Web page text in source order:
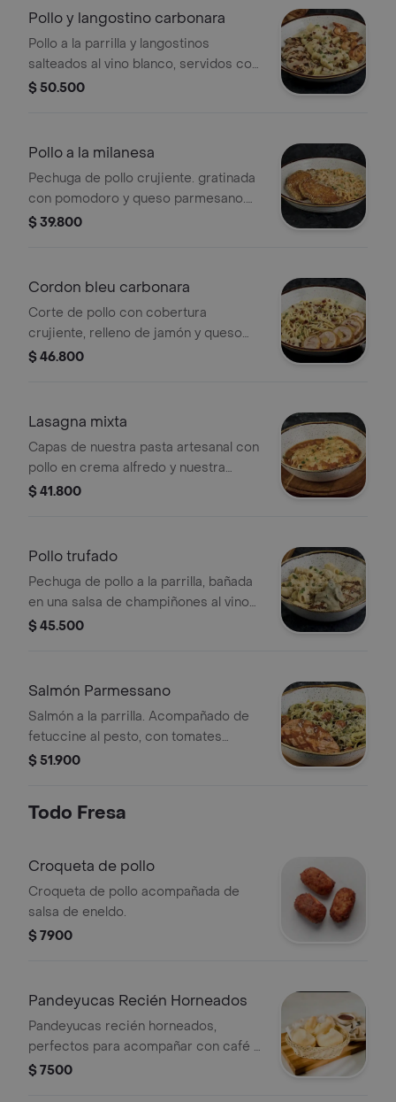
Pollo y langostino carbonara
Pollo a la parrilla y langostinos
salteados al vino blanco, servidos con
rigatoni en salsa carbonara con
$ 50.500
Pollo a la milanesa
Pechuga de pollo crujiente. gratinada
con pomodoro y queso parmesano.
Acompañada de spaguetti en
$ 39.800
Cordon bleu carbonara
Corte de pollo con cobertura
crujiente, relleno de jamón y queso
fundido. Acompañado de spaguetti en
$ 46.800
Lasagna mixta
Capas de nuestra pasta artesanal con
pollo en crema alfredo y nuestra
clásica bolognesa. Gratinada con
$ 41.800
Pollo trufado
Pechuga de pollo a la parrilla, bañada
en una salsa de champiñones al vino
tinto y perejil. Acompañada de pasta
$ 45.500
Salmón Parmessano
Salmón a la parrilla. Acompañado de
fetuccine al pesto, con tomates
confitados, parmesano y brotes.
$ 51.900
Todo Fresa
Croqueta de pollo
Croqueta de pollo acompañada de
salsa de eneldo.
$ 7900
Pandeyucas Recién Horneados
Pandeyucas recién horneados,
perfectos para acompañar con café o
chocolate.
$ 7500